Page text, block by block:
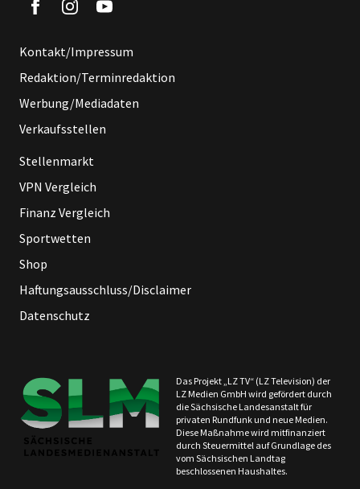
Kontakt/Impressum
Redaktion/Terminredaktion
Werbung/Mediadaten
Verkaufsstellen
Stellenmarkt
VPN Vergleich
Finanz Vergleich
Sportwetten
Shop
Haftungsausschluss/Disclaimer
Datenschutz
Das Projekt „LZ TV“ (LZ Television) der
LZ Medien GmbH wird gefördert durch
die Sächsische Landesanstalt für
privaten Rundfunk und neue Medien.
Diese Maßnahme wird mitfinanziert
durch Steuermittel auf Grundlage des
vom Sächsischen Landtag
beschlossenen Haushaltes.